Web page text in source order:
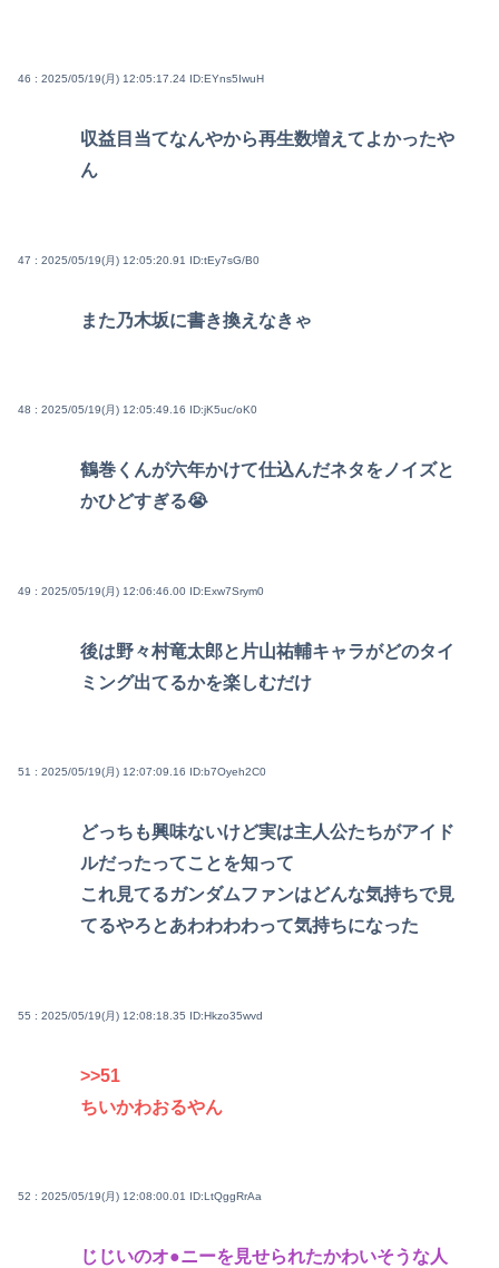
46 : 2025/05/19(月) 12:05:17.24 ID:EYns5IwuH
収益目当てなんやから再生数増えてよかったや
ん
47 : 2025/05/19(月) 12:05:20.91 ID:tEy7sG/B0
また乃木坂に書き換えなきゃ
48 : 2025/05/19(月) 12:05:49.16 ID:jK5uc/oK0
鶴巻くんが六年かけて仕込んだネタをノイズと
かひどすぎる😭
49 : 2025/05/19(月) 12:06:46.00 ID:Exw7Srym0
後は野々村竜太郎と片山祐輔キャラがどのタイ
ミング出てるかを楽しむだけ
51 : 2025/05/19(月) 12:07:09.16 ID:b7Oyeh2C0
どっちも興味ないけど実は主人公たちがアイド
ルだったってことを知って
これ見てるガンダムファンはどんな気持ちで見
てるやろとあわわわわって気持ちになった
55 : 2025/05/19(月) 12:08:18.35 ID:Hkzo35wvd
>>51
ちいかわおるやん
52 : 2025/05/19(月) 12:08:00.01 ID:LtQggRrAa
じじいのオ●ニーを見せられたかわいそうな人